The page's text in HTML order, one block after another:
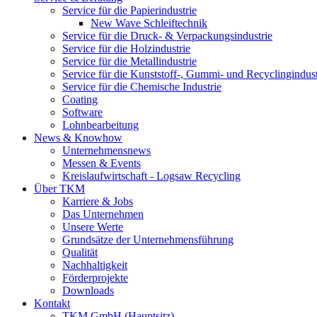
Service für die Papierindustrie
New Wave Schleiftechnik
Service für die Druck- & Verpackungsindustrie
Service für die Holzindustrie
Service für die Metallindustrie
Service für die Kunststoff-, Gummi- und
Service für die Chemische Industrie
Coating
Software
Lohnbearbeitung
News & Knowhow
Unternehmensnews
Messen & Events
Kreislaufwirtschaft - Logsaw Recycling
Über TKM
Karriere & Jobs
Das Unternehmen
Unsere Werte
Grundsätze der Unternehmensführung
Qualität
Nachhaltigkeit
Förderprojekte
Downloads
Kontakt